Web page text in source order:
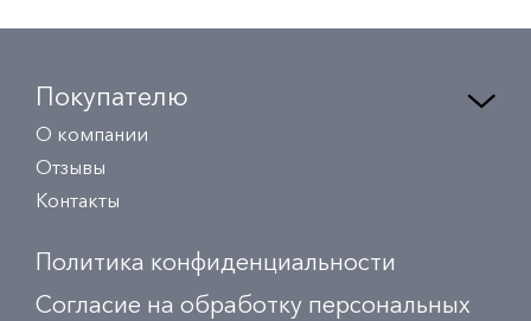
Покупателю
О компании
Отзывы
Контакты
Политика конфиденциальности
Согласие на обработку персональных